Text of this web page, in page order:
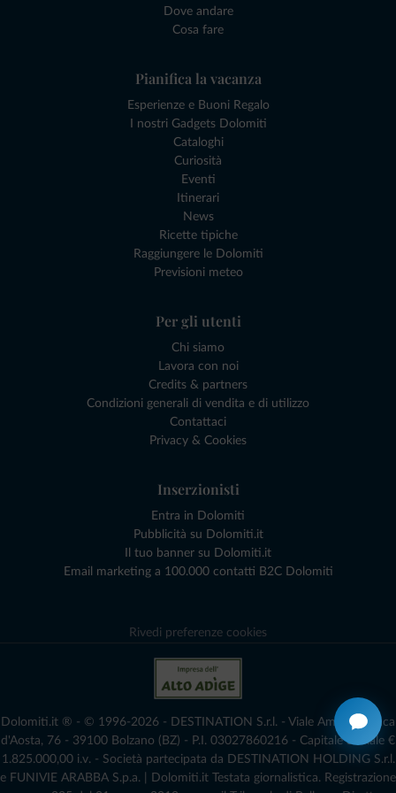
Dove andare
Cosa fare
Pianifica la vacanza
Esperienze e Buoni Regalo
I nostri Gadgets Dolomiti
Cataloghi
Curiosità
Eventi
Itinerari
News
Ricette tipiche
Raggiungere le Dolomiti
Previsioni meteo
Per gli utenti
Chi siamo
Lavora con noi
Credits & partners
Condizioni generali di vendita e di utilizzo
Contattaci
Privacy & Cookies
Inserzionisti
Entra in Dolomiti
Pubblicità su Dolomiti.it
Il tuo banner su Dolomiti.it
Email marketing a 100.000 contatti B2C Dolomiti
Rivedi preferenze cookies
Dolomiti.it ® - © 1996-2026 - DESTINATION S.r.l. - Viale Amedeo Duca
d'Aosta, 76 - 39100 Bolzano (BZ) - P.I. 03027860216 - Capitale Sociale €
1.825.000,00 i.v. - Società partecipata da DESTINATION HOLDING S.r.l.
e FUNIVIE ARABBA S.p.a. | Dolomiti.it Testata giornalistica. Registrazione